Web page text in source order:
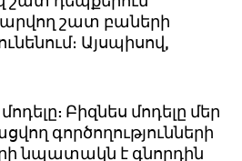
շատ բաների
Այսպիսով,
Բիզնես մոդելը մեր
գործողությունների
նպատակն է գնորդին